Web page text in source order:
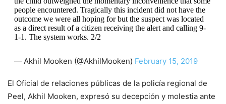
people encountered. Tragically this incident did not have the
outcome we were all hoping for but the suspect was located
as a direct result of a citizen receiving the alert and calling 9-
1-1. The system works. 2/2
— Akhil Mooken (@AkhilMooken) February 15, 2019
El Oficial de relaciones públicas de la policía regional de
Peel, Akhil Mooken, expresó su decepción y molestia ante